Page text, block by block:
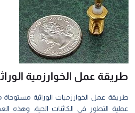
طريقة عمل الخوارزمية
طريقة عمل الخوارزميات الوراثية مستوحاة
عملية التطور في الكائنات الحية، وهذه